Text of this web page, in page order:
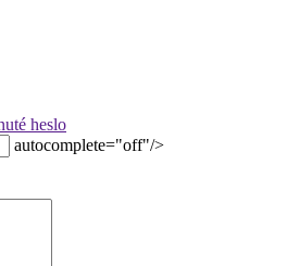
heslo
autocomplete="off"/>